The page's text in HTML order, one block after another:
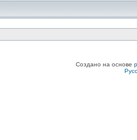
Создано на основе